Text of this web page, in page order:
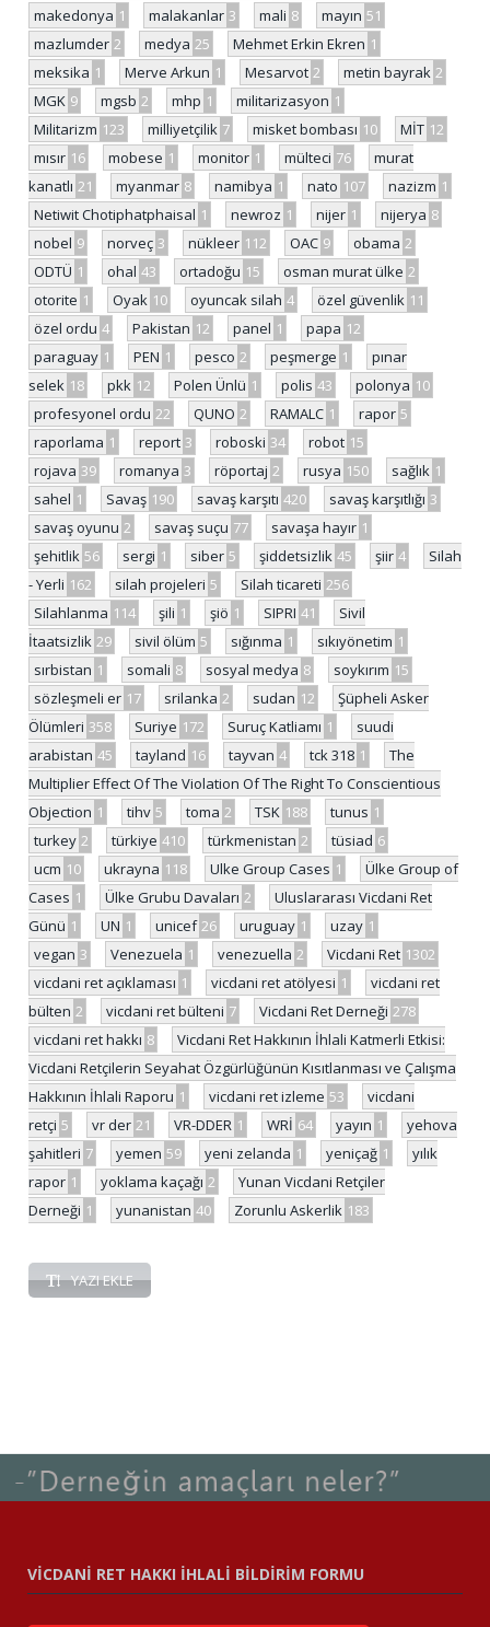
makedonya 1 malakanlar 3 mali 8 mayın 51
mazlumder 2 medya 25 Mehmet Erkin Ekren 1
meksika 1 Merve Arkun 1 Mesarvot 2 metin bayrak 2
MGK 9 mgsb 2 mhp 1 militarizasyon 1
Militarizm 123 milliyetçilik 7 misket bombası 10 MİT 12
mısır 16 mobese 1 monitor 1 mülteci 76
murat
kanatlı 21 myanmar 8 namibya 1 nato 107 nazizm 1
Netiwit Chotiphatphaisal 1 newroz 1 nijer 1 nijerya 8
nobel 9 norveç 3 nükleer 112 OAC 9 obama 2
ODTÜ 1 ohal 43 ortadoğu 15 osman murat ülke 2
otorite 1 Oyak 10 oyuncak silah 4 özel güvenlik 11
özel ordu 4 Pakistan 12 panel 1 papa 12
paraguay 1 PEN 1 pesco 2 peşmerge 1
pınar
selek 18 pkk 12 Polen Ünlü 1 polis 43 polonya 10
profesyonel ordu 22 QUNO 2 RAMALC 1 rapor 5
raporlama 1 report 3 roboski 34 robot 15
rojava 39 romanya 3 röportaj 2 rusya 150 sağlık 1
sahel 1 Savaş 190 savaş karşıtı 420 savaş karşıtlığı 3
savaş oyunu 2 savaş suçu 77 savaşa hayır 1
şehitlik 56 sergi 1 siber 5 şiddetsizlik 45 şiir 4
Silah
- Yerli 162 silah projeleri 5 Silah ticareti 256
Silahlanma 114 şili 1 şiö 1 SIPRI 41
Sivil
İtaatsizlik 29 sivil ölüm 5 sığınma 1 sıkıyönetim 1
sırbistan 1 somali 8 sosyal medya 8 soykırım 15
sözleşmeli er 17 srilanka 2 sudan 12
Şüpheli Asker
Ölümleri 358 Suriye 172 Suruç Katliamı 1
suudi
arabistan 45 tayland 16 tayvan 4 tck 318 1
The
Multiplier Effect Of The Violation Of The Right To Conscientious
Objection 1 tihv 5 toma 2 TSK 188 tunus 1
turkey 2 türkiye 410 türkmenistan 2 tüsiad 6
ucm 10 ukrayna 118 Ulke Group Cases 1
Ülke Group of
Cases 1 Ülke Grubu Davaları 2
Uluslararası Vicdani Ret
Günü 1 UN 1 unicef 26 uruguay 1 uzay 1
vegan 3 Venezuela 1 venezuella 2 Vicdani Ret 1302
vicdani ret açıklaması 1 vicdani ret atölyesi 1
vicdani ret
bülten 2 vicdani ret bülteni 7 Vicdani Ret Derneği 278
vicdani ret hakkı 8
Vicdani Ret Hakkının İhlali Katmerli Etkisi:
Vicdani Retçilerin Seyahat Özgürlüğünün Kısıtlanması ve Çalışma
Hakkının İhlali Raporu 1 vicdani ret izleme 53
vicdani
retçi 5 vr der 21 VR-DDER 1 WRİ 64 yayın 1
yehova
şahitleri 7 yemen 59 yeni zelanda 1 yeniçağ 1
yılık
rapor 1 yoklama kaçağı 2
Yunan Vicdani Retçiler
Derneği 1 yunanistan 40 Zorunlu Askerlik 183
YAZI EKLE
VİCDANİ RET HAKKI İHLALİ BİLDİRİM FORMU